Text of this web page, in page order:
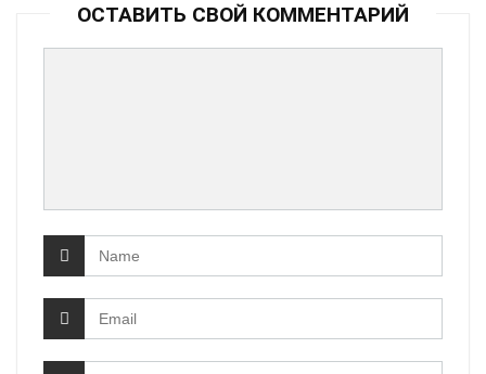
ОСТАВИТЬ СВОЙ КОММЕНТАРИЙ